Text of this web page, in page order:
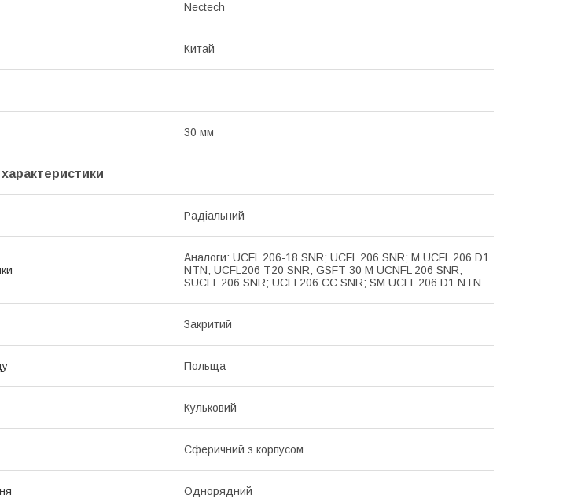
Nectech
Китай
30 мм
Радіальний
Аналоги: UCFL 206-18 SNR; UCFL 206 SNR; M UCFL 206 D1
NTN; UCFL206 T20 SNR; GSFT 30 M UCNFL 206 SNR;
SUCFL 206 SNR; UCFL206 CC SNR; SM UCFL 206 D1 NTN
Закритий
Польща
Кульковий
Сферичний з корпусом
Однорядний